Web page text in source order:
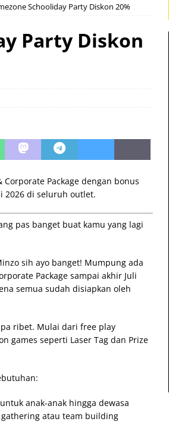
Schooliday Party Diskon 20%
Party Diskon
Package dengan bonus
2026 di seluruh outlet.
pas banget buat kamu yang lagi
sih ayo banget! Mumpung ada
Package sampai akhir Juli
semua sudah disiapkan oleh
ribet. Mulai dari free play
games seperti Laser Tag dan Prize
anak-anak hingga dewasa
gathering atau team building